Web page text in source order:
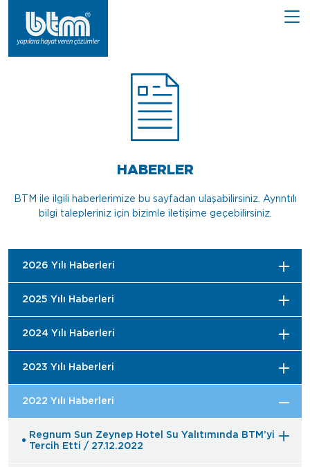
HABERLER
BTM ile ilgili haberlerimize bu sayfadan ulaşabilirsiniz. Ayrıntılı
bilgi talepleriniz için bizimle iletişime geçebilirsiniz.
2026 Yılı Haberleri
2025 Yılı Haberleri
2024 Yılı Haberleri
2023 Yılı Haberleri
2022 Yılı Haberleri
Regnum Sun Zeynep Hotel Su Yalıtımında BTM’yi
Tercih Etti / 27.12.2022